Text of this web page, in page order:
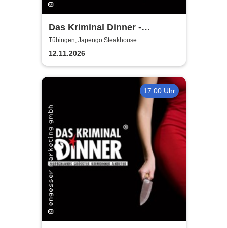
Das Kriminal Dinner -
Tödliche Vergangenheit
Tübingen, Japengo Steakhouse
12.11.2026
17:00 Uhr